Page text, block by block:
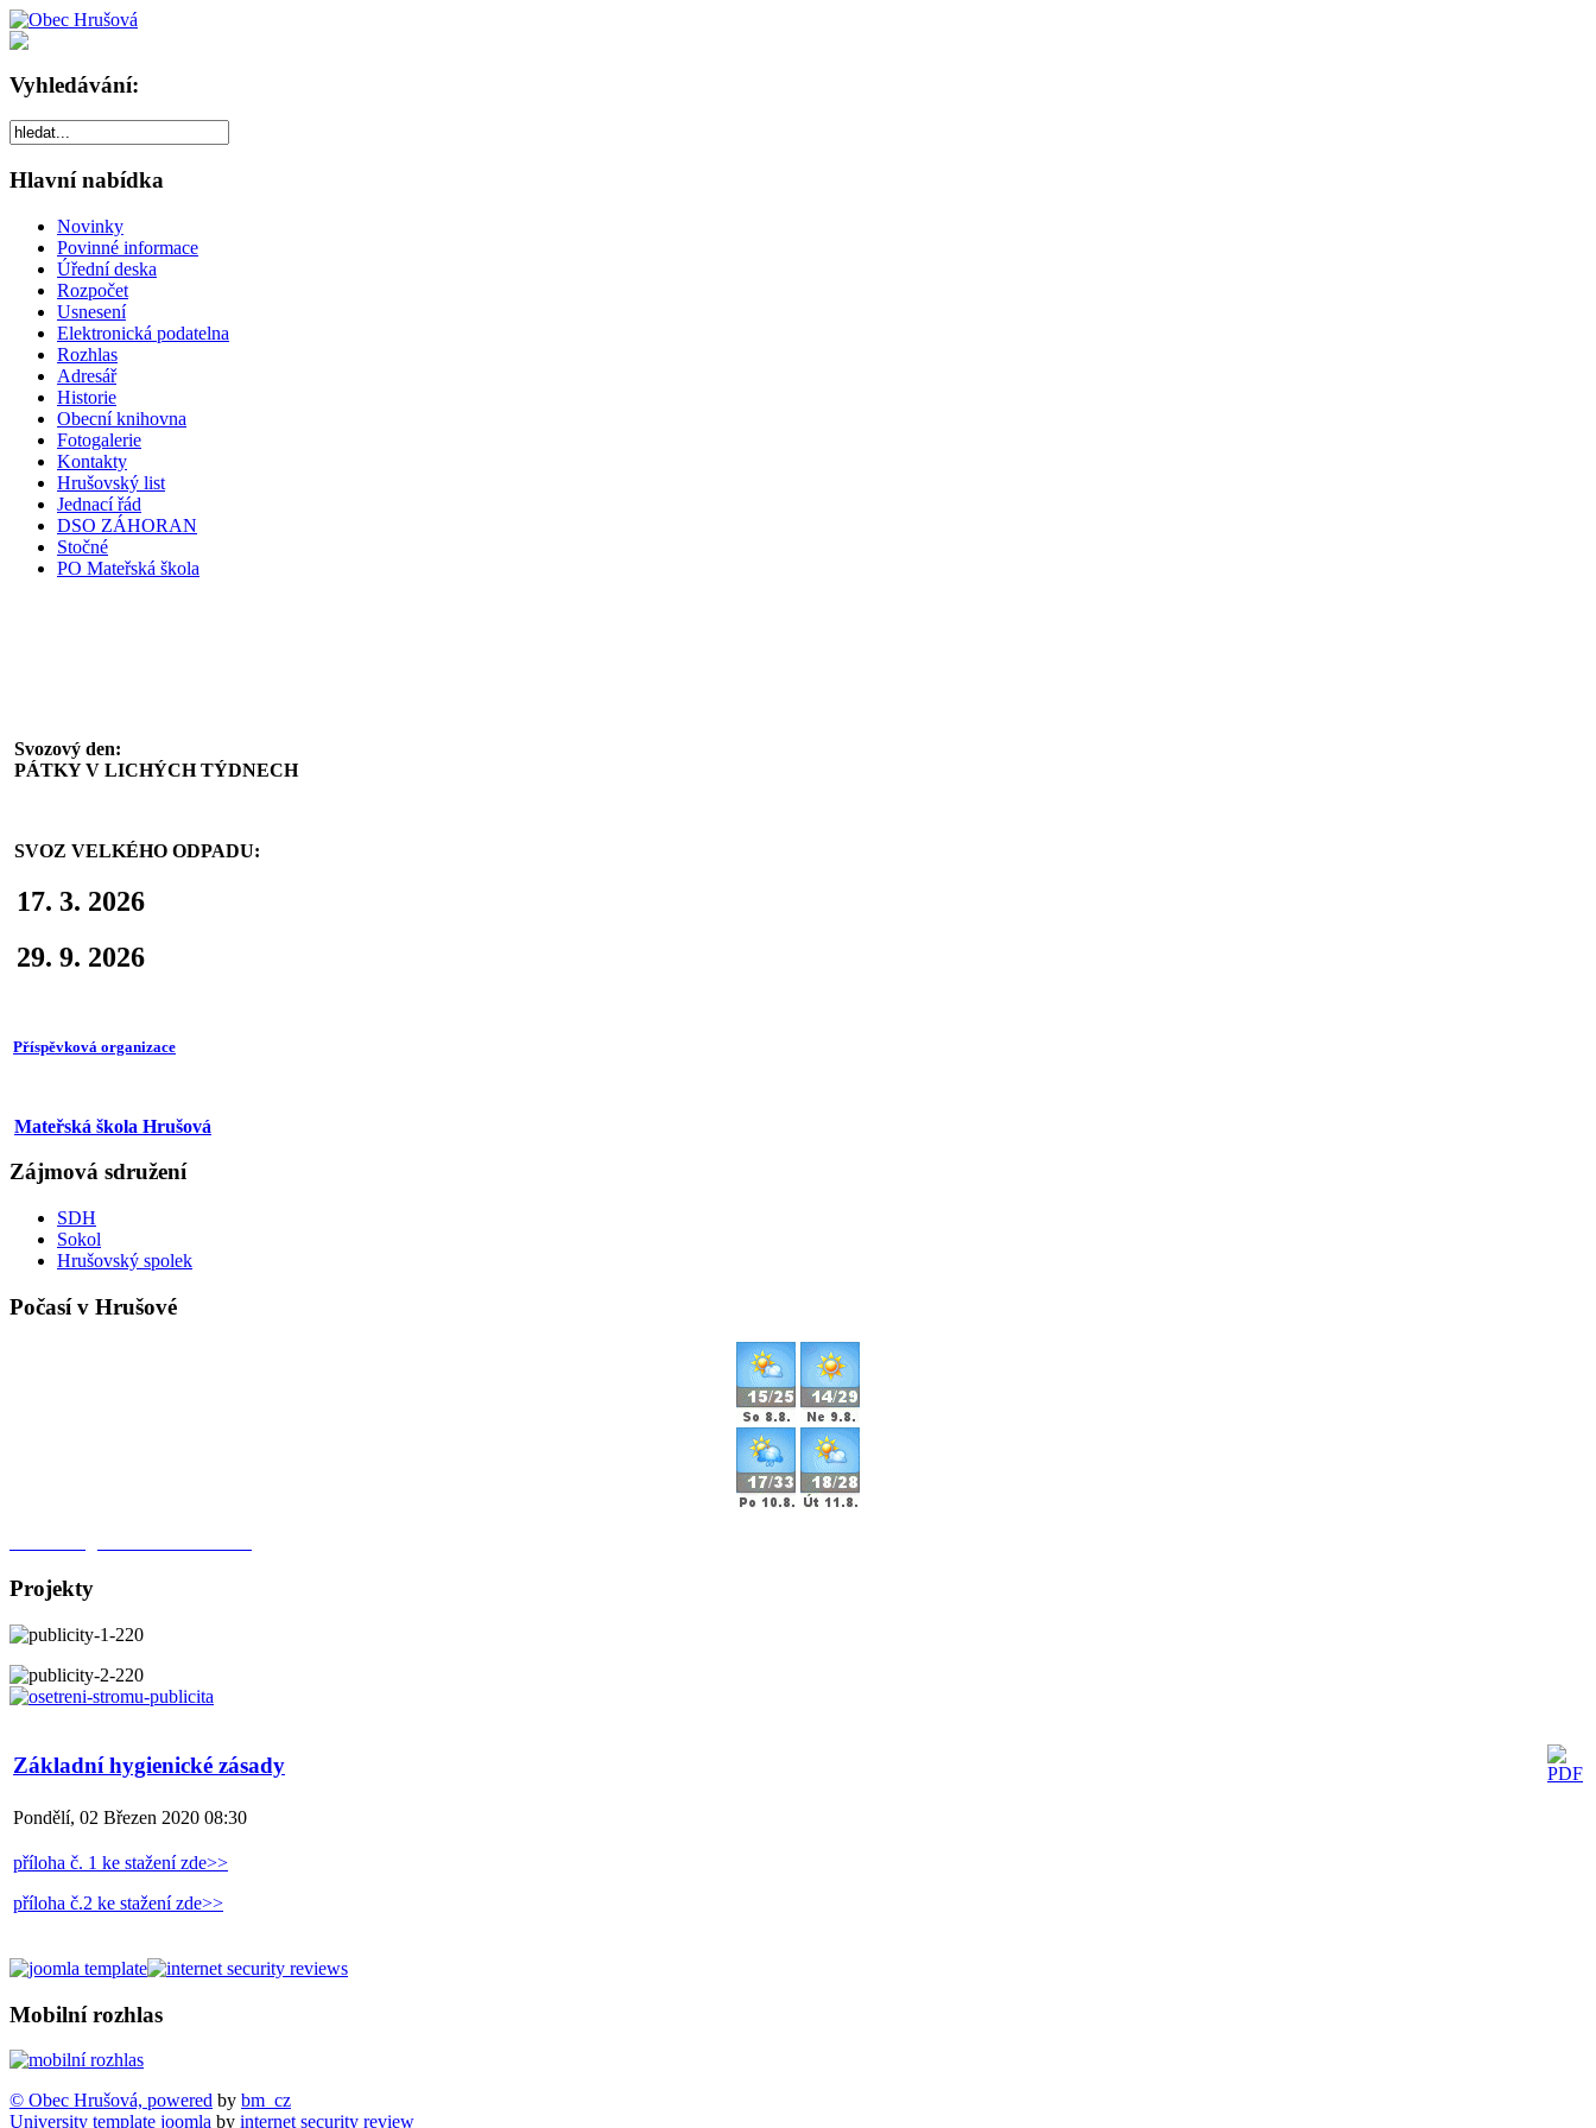
Vyhledávání:
Hlavní nabídka
Novinky
Povinné informace
Úřední deska
Rozpočet
Usnesení
Elektronická podatelna
Rozhlas
Adresář
Historie
Obecní knihovna
Fotogalerie
Kontakty
Hrušovský list
Jednací řád
DSO ZÁHORAN
Stočné
PO Mateřská škola
Svozový den:
PÁTKY V LICHÝCH TÝDNECH
SVOZ VELKÉHO ODPADU:
17. 3. 2026
29. 9. 2026
Příspěvková organizace
Mateřská škola Hrušová
Zájmová sdružení
SDH
Sokol
Hrušovský spolek
Počasí v Hrušové
Projekty
Základní hygienické zásady
Pondělí, 02 Březen 2020 08:30
příloha č. 1 ke stažení zde>>
příloha č.2 ke stažení zde>>
Mobilní rozhlas
© Obec Hrušová, powered by bm_cz
University template joomla by internet security review